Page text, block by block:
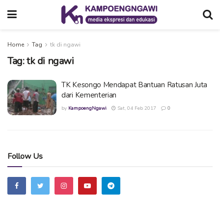
Home Tag tk di ngawi
Tag:tk di ngawi
TK Kesongo Mendapat Bantuan Ratusan Juta
dari Kementerian
by KampoengNgawi Sat, 04 Feb 2017 0
Follow Us